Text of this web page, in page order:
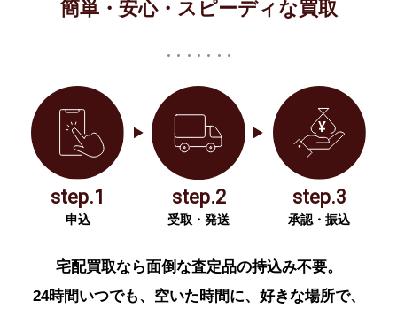
簡単・安心・スピーディな買取
step.1
申込
step.2
受取・発送
step.3
承認・振込
宅配買取なら面倒な査定品の持込み不要。
24時間いつでも、空いた時間に、好きな場所で、